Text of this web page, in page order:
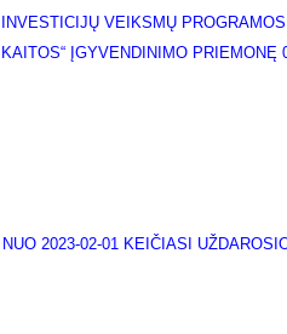
INVESTICIJŲ VEIKSMŲ
KAITOS“ ĮGYVENDINIMO PRIEMONĘ
NUO 2023-02-01 KEIČIASI